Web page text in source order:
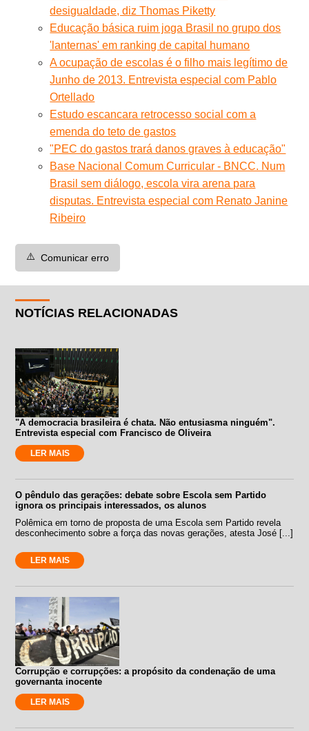
desigualdade, diz Thomas Piketty
Educação básica ruim joga Brasil no grupo dos
'lanternas' em ranking de capital humano
A ocupação de escolas é o filho mais legítimo de
Junho de 2013. Entrevista especial com Pablo
Ortellado
Estudo escancara retrocesso social com a
emenda do teto de gastos
"PEC do gastos trará danos graves à educação"
Base Nacional Comum Curricular - BNCC. Num
Brasil sem diálogo, escola vira arena para
disputas. Entrevista especial com Renato Janine
Ribeiro
⚠️ Comunicar erro
NOTÍCIAS RELACIONADAS
"A democracia brasileira é chata. Não entusiasma ninguém".
Entrevista especial com Francisco de Oliveira
LER MAIS
O pêndulo das gerações: debate sobre Escola sem Partido
ignora os principais interessados, os alunos
Polêmica em torno de proposta de uma Escola sem Partido revela
desconhecimento sobre a força das novas gerações, atesta José [...]
LER MAIS
Corrupção e corrupções: a propósito da condenação de uma
governanta inocente
LER MAIS